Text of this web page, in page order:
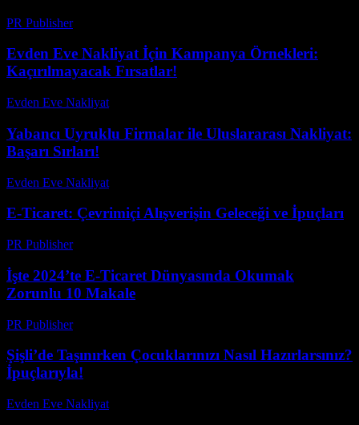
PR Publisher-
Evden Eve Nakliyat İçin Kampanya Örnekleri:
Kaçırılmayacak Fırsatlar!
Evden Eve Nakliyat
Yabancı Uyruklu Firmalar ile Uluslararası Nakliyat:
Başarı Sırları!
Evden Eve Nakliyat
E-Ticaret: Çevrimiçi Alışverişin Geleceği ve İpuçları
PR Publisher-
İşte 2024’te E-Ticaret Dünyasında Okumak
Zorunlu 10 Makale
PR Publisher-
Şişli’de Taşınırken Çocuklarınızı Nasıl Hazırlarsınız?
İpuçlarıyla!
Evden Eve Nakliyat